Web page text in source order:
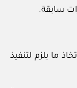
سابقة.
ما يلزم لتنفيذ